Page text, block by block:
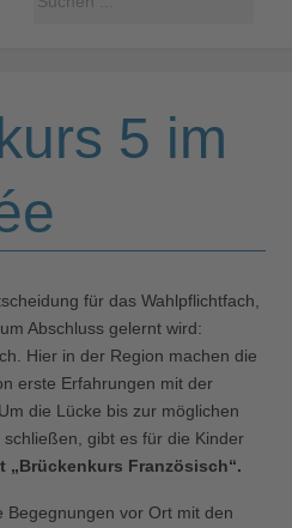
5 im
für das Wahlpflichtfach,
Abschluss gelernt wird:
Hier in der Region machen die
erste Erfahrungen mit der
die Lücke bis zur möglichen
gibt es für die Kinder
„Brückenkurs Französisch“.
Begegnungen vor Ort mit den